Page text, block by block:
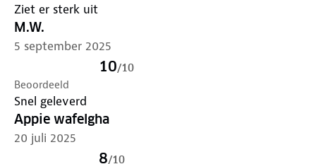
gewoon geleverd kon worden, maar daar is niets
mee gedaan. Daarom kan ik helaas geen beoordeling
geven over het product.
Ziet er sterk uit
M.W.
5 september 2025
10/10
Beoordeeld
Snel geleverd
Appie wafelgha
20 juli 2025
8/10